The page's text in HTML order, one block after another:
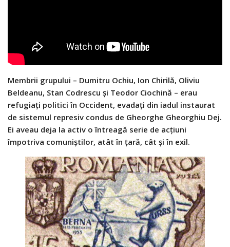
Membrii grupului – Dumitru Ochiu, Ion Chirilă, Oliviu
Beldeanu, Stan Codrescu și Teodor Ciochină – erau
refugiați politici în Occident, evadați din iadul instaurat
de sistemul represiv condus de Gheorghe Gheorghiu Dej.
Ei aveau deja la activ o întreagă serie de acțiuni
împotriva comuniștilor, atât în țară, cât și în exil.